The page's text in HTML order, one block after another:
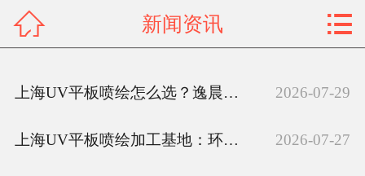
新闻资讯
 新闻资讯 
上海UV平板喷绘怎么选？逸晨广告环保UV墨水工艺解析 2026-07-29
上海UV平板喷绘加工基地：环保墨水与极速交付的优势 2026-07-27